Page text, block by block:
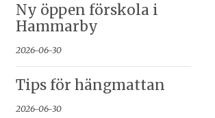
Ny öppen förskola i
Hammarby
2026-06-30
Tips för hängmattan
2026-06-30